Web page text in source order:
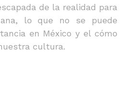
de la realidad para
lo que no se puede
en México y el cómo
cultura.